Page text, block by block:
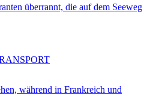
überrannt, die auf dem Seeweg
während in Frankreich und